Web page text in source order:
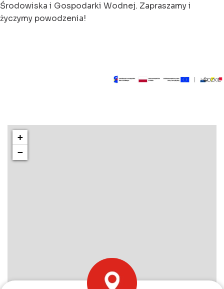
Środowiska i Gospodarki Wodnej. Zapraszamy i
życzymy powodzenia!
+
−